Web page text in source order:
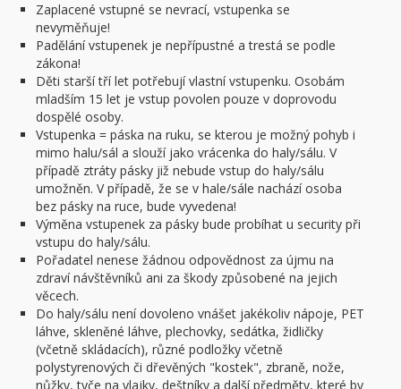
Zaplacené vstupné se nevrací, vstupenka se
nevyměňuje!
Padělání vstupenek je nepřípustné a trestá se podle
zákona!
Děti starší tří let potřebují vlastní vstupenku. Osobám
mladším 15 let je vstup povolen pouze v doprovodu
dospělé osoby.
Vstupenka = páska na ruku, se kterou je možný pohyb i
mimo halu/sál a slouží jako vrácenka do haly/sálu. V
případě ztráty pásky již nebude vstup do haly/sálu
umožněn. V případě, že se v hale/sále nachází osoba
bez pásky na ruce, bude vyvedena!
Výměna vstupenek za pásky bude probíhat u security při
vstupu do haly/sálu.
Pořadatel nenese žádnou odpovědnost za újmu na
zdraví návštěvníků ani za škody způsobené na jejich
věcech.
Do haly/sálu není dovoleno vnášet jakékoliv nápoje, PET
láhve, skleněné láhve, plechovky, sedátka, židličky
(včetně skládacích), různé podložky včetně
polystyrenových či dřevěných "kostek", zbraně, nože,
nůžky, tyče na vlajky, deštníky a další předměty, které by